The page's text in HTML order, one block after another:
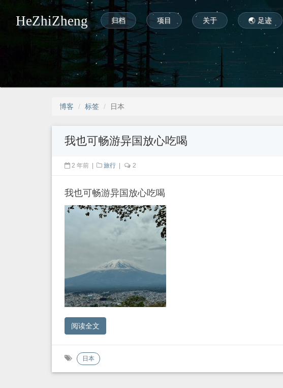
HeZhiZheng 归档 项目 关于 🌏 足迹
博客 标签 日本
我也可畅游异国放心吃喝
2 年前 旅行 2
我也可畅游异国放心吃喝
阅读全文
日本